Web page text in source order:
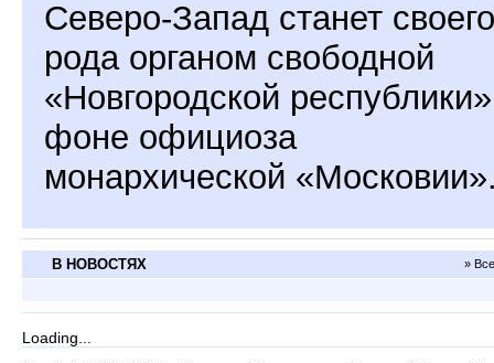
Северо-Запад станет своего
рода органом свободной
«Новгородской
фоне официоза
монархической
В НОВОСТЯХ »
Loading...